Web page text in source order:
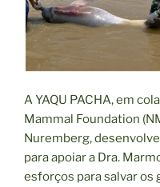
A YAQU PACHA, em
Mammal Foundation
Nuremberg,
para apoiar a Dra.
esforços para salvar